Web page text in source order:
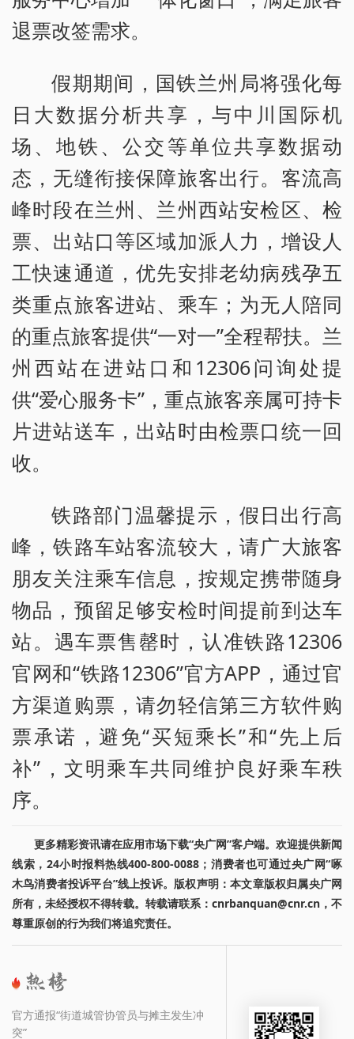
退票改签需求。
假期期间，国铁兰州局将强化每
日大数据分析共享，与中川国际机
场、地铁、公交等单位共享数据动
态，无缝衔接保障旅客出行。客流高
峰时段在兰州、兰州西站安检区、检
票、出站口等区域加派人力，增设人
工快速通道，优先安排老幼病残孕五
类重点旅客进站、乘车；为无人陪同
的重点旅客提供“一对一”全程帮扶。兰
州西站在进站口和12306问询处提
供“爱心服务卡”，重点旅客亲属可持卡
片进站送车，出站时由检票口统一回
收。
铁路部门温馨提示，假日出行高
峰，铁路车站客流较大，请广大旅客
朋友关注乘车信息，按规定携带随身
物品，预留足够安检时间提前到达车
站。遇车票售罄时，认准铁路12306
官网和“铁路12306”官方APP，通过官
方渠道购票，请勿轻信第三方软件购
票承诺，避免“买短乘长”和“先上后
补”，文明乘车共同维护良好乘车秩
序。
更多精彩资讯请在应用市场下载“央广网”客户端。欢迎提供新闻
线索，24小时报料热线400-800-0088；消费者也可通过央广网“啄
木鸟消费者投诉平台”线上投诉。版权声明：本文章版权归属央广网
所有，未经授权不得转载。转载请联系：cnrbanquan@cnr.cn，不
尊重原创的行为我们将追究责任。
官方通报“街道城管协管员与摊主发生冲
突”